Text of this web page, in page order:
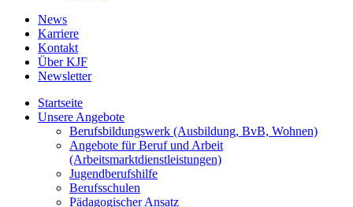
News
Karriere
Kontakt
Über KJF
Newsletter
Startseite
Unsere Angebote
Berufsbildungswerk (Ausbildung, BvB, Wohnen)
Angebote für Beruf und Arbeit
(Arbeitsmarktdienstleistungen)
Jugendberufshilfe
Berufsschulen
Pädagogischer Ansatz